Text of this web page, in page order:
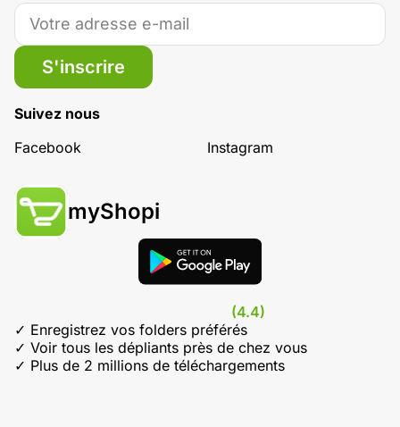
S'inscrire
Suivez nous
Facebook
Instagram
myShopi
(4.4)
✓ Enregistrez vos folders préférés
✓ Voir tous les dépliants près de chez vous
✓ Plus de 2 millions de téléchargements